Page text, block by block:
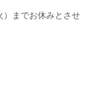
までお休みとさせ